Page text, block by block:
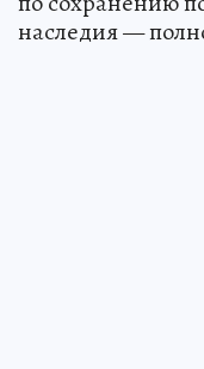
наследия —